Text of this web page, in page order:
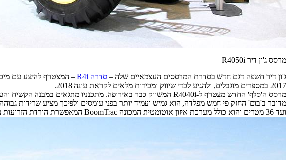
מרסס ג'ון דיר R4050i
ג'ון דיר חשפה דגם חדש בסדרת המרססים העצמאיים שלה – סדרה R4i
2017 במספרים מוגבלים, ולהגיע לכדי שיווק ומכירות מלאים לקראת עונה 2018.
ועד 36 מטרים והוא כולל מערכת איזון אוטומטית המכונה BoomTrac המאפשרת הורדת הזרועות נמוך יותר אל עבר הגידולים, על היתרונות הכרוכים בכך (פחות השפעות רוח, חיסכון בחומר, דיוק רב יותר ועבודה מהירה יותר).